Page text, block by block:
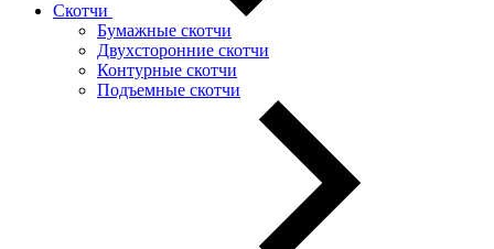
Скотчи
Бумажные скотчи
Двухсторонние скотчи
Контурные скотчи
Подъемные скотчи